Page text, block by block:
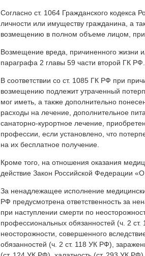
Согласно ст. 1064 Гражданского
личности или имуществу гражданина, а
возмещению в полном объеме лицом,
Возмещение вреда, причиненного жизни
параграфа 2 главы 59 части второй ГК РФ.
В соответствии со ст. 1085 ГК РФ при
возмещению подлежит утраченный
мог иметь, а также дополнительно
расходы на лечение, дополнительное
санаторно-курортное лечение,
профессии, если установлено, что
на их бесплатное получение.
Кроме того, на отношения оказания
действие Закон Российской Федерации
За ненадлежащее исполнение
РФ предусмотрена ответственность за
при наступлении смерти по
профессиональных обязанностей (ч. 2
неосторожности, совершенного
обязанностей (ч. 2 ст. 118 УК РФ),